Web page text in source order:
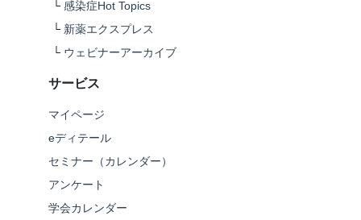
└ 感染症Hot Topics
└ 新薬エクスプレス
└ ウェビナーアーカイブ
サービス
マイページ
eディテール
セミナー（カレンダー）
アンケート
学会カレンダー